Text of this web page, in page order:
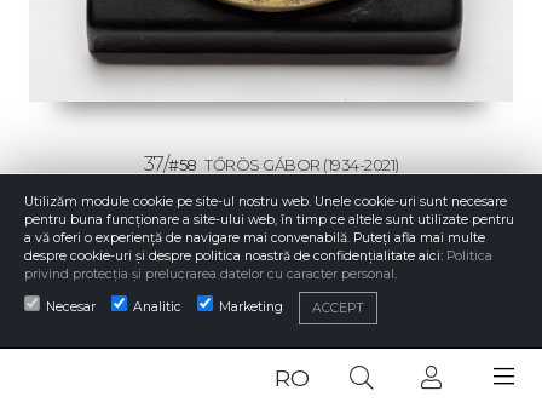
RO
37/#58 TŐRÖS GÁBOR (1934-2021)
Kós Károly
STATUT:De vânzare
PREȚ DE PORNIRE:
OFERTA CURENTĂ:
DETALII
Utilizăm module cookie pe site-ul nostru web. Unele cookie-uri sunt necesare
pentru buna funcționare a site-ului web, în timp ce altele sunt utilizate pentru
a vă oferi o experiență de navigare mai convenabilă. Puteți afla mai multe
despre cookie-uri și despre politica noastră de confidențialitate aici: Politica
privind protecția și prelucrarea datelor cu caracter personal.
Necesar Analitic Marketing ACCEPT